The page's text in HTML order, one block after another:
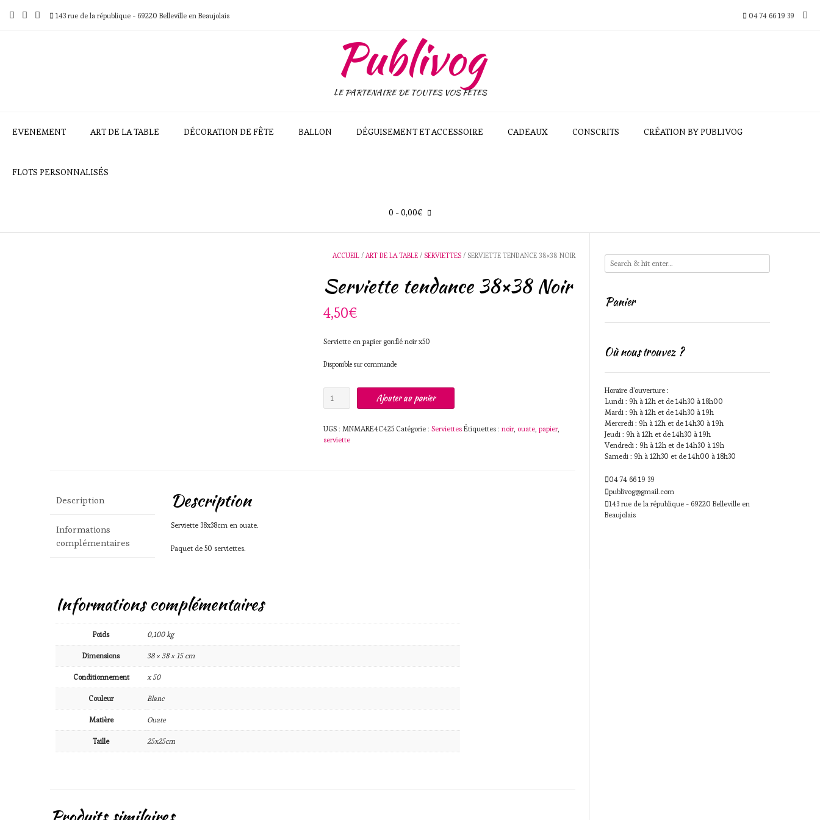
143 rue de la république - 69220 Belleville en Beaujolais 04 74 66 19 39
Publivog
LE PARTENAIRE DE TOUTES VOS FÊTES
EVENEMENT ART DE LA TABLE DÉCORATION DE FÊTE BALLON DÉGUISEMENT ET ACCESSOIRE CADEAUX CONSCRITS CRÉATION BY PUBLIVOG
FLOTS PERSONNALISÉS
0 - 0,00€
ACCUEIL /ART DE LA TABLE /SERVIETTES / SERVIETTE TENDANCE 38×38 NOIR
Serviette tendance 38×38 Noir
4,50€
Serviette en papier gonflé noir x50
Disponible sur commande
tendance
38x38
Ajouter au panier
UGS : MNMARE4C425 Catégorie : Serviettes Étiquettes : noir, ouate, papier,
serviette
Description
Informations
complémentaires
Description
Serviette 38x38cm en ouate.
Paquet de 50 serviettes.
Informations complémentaires
Poids 0,100 kg
Dimensions 38 × 38 × 15 cm
Conditionnement x 50
Couleur Blanc
Matière Ouate
Taille 25x25cm
Panier
Où nous trouvez ?
Horaire d'ouverture :
Lundi : 9h à 12h et de 14h30 à 18h00
Mardi : 9h à 12h et de 14h30 à 19h
Mercredi : 9h à 12h et de 14h30 à 19h
Jeudi : 9h à 12h et de 14h30 à 19h
Vendredi : 9h à 12h et de 14h30 à 19h
Samedi : 9h à 12h30 et de 14h00 à 18h30
04 74 66 19 39
publivog@gmail.com
143 rue de la république - 69220 Belleville en
Beaujolais